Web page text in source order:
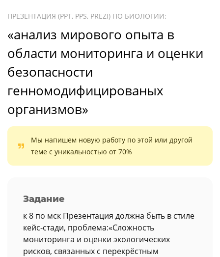
ПРЕЗЕНТАЦИЯ (PPT, PPS, PREZI) ПО БИОЛОГИИ:
«анализ мирового опыта в
области мониторинга и оценки
безопасности
генномодифицированых
организмов»
Мы напишем новую работу по этой или другой
теме с уникальностью от 70%
Задание
к 8 по мск Презентация должна быть в стиле
кейс-стади, проблема:«Сложность
мониторинга и оценки экологических
рисков, связанных с перекрёстным